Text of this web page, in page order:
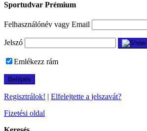
Sportudvar Prémium
Felhasználónév vagy Email
Jelszó
Emlékezz rám
Regisztrálok! | Elfelejtette a jelszavát?
Fizetési oldal